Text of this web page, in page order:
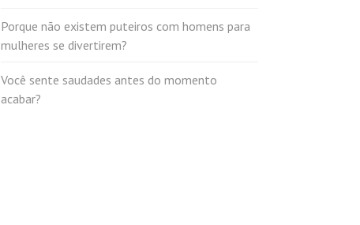
Porque não existem puteiros com homens para
mulheres se divertirem?
Você sente saudades antes do momento
acabar?